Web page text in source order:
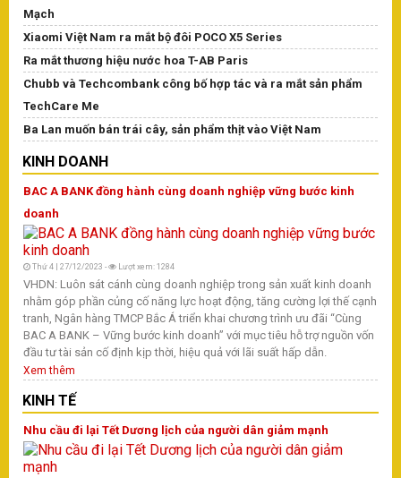
Mạch
Xiaomi Việt Nam ra mắt bộ đôi POCO X5 Series
Ra mắt thương hiệu nước hoa T-AB Paris
Chubb và Techcombank công bố hợp tác và ra mắt sản phẩm
TechCare Me
Ba Lan muốn bán trái cây, sản phẩm thịt vào Việt Nam
KINH DOANH
BAC A BANK đồng hành cùng doanh nghiệp vững bước kinh
doanh
Thứ 4 | 27/12/2023 - Lượt xem: 1284
VHDN: Luôn sát cánh cùng doanh nghiệp trong sản xuất kinh doanh
nhằm góp phần củng cố năng lực hoạt động, tăng cường lợi thế cạnh
tranh, Ngân hàng TMCP Bắc Á triển khai chương trình ưu đãi “Cùng
BAC A BANK – Vững bước kinh doanh” với mục tiêu hỗ trợ nguồn vốn
đầu tư tài sản cố định kịp thời, hiệu quả với lãi suất hấp dẫn.
Xem thêm
KINH TẾ
Nhu cầu đi lại Tết Dương lịch của người dân giảm mạnh